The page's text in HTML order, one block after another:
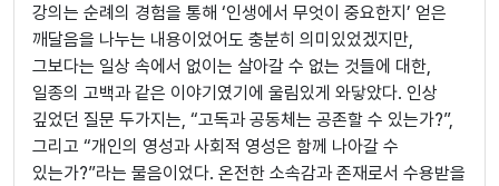
강의는 순례의 경험을 통해 ‘인생에서 무엇이 중요한지’ 얻은
깨달음을 나누는 내용이었어도 충분히 의미있었겠지만,
그보다는 일상 속에서 없이는 살아갈 수 없는 것들에 대한,
일종의 고백과 같은 이야기였기에 울림있게 와닿았다. 인상
깊었던 질문 두가지는, “고독과 공동체는 공존할 수 있는가?”,
그리고 “개인의 영성과 사회적 영성은 함께 나아갈 수
있는가?”라는 물음이었다. 온전한 소속감과 존재로서 수용받을